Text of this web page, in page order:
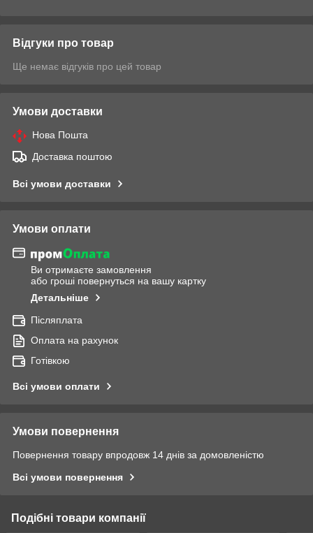
Відгуки про товар
Ще немає відгуків про цей товар
Умови доставки
Нова Пошта
Доставка поштою
Всі умови доставки
Умови оплати
Ви отримаєте замовлення
або гроші повернуться на вашу картку
Детальніше
Післяплата
Оплата на рахунок
Готівкою
Всі умови оплати
Умови повернення
Повернення товару впродовж 14 днів за домовленістю
Всі умови повернення
Подібні товари компанії